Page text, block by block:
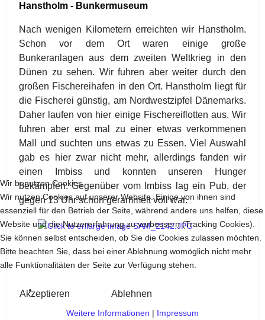
Hanstholm - Bunkermuseum
Nach wenigen Kilometern erreichten wir Hanstholm.
Schon vor dem Ort waren einige große
Bunkeranlagen aus dem zweiten Weltkrieg in den
Dünen zu sehen. Wir fuhren aber weiter durch den
großen Fischereihafen in den Ort. Hanstholm liegt für
die Fischerei günstig, am Nordwestzipfel Dänemarks.
Daher laufen von hier einige Fischereiflotten aus. Wir
fuhren aber erst mal zu einer etwas verkommenen
Mall und suchten uns etwas zu Essen. Viel Auswahl
gab es hier zwar nicht mehr, allerdings fanden wir
einen Imbiss und konnten unseren Hunger
bekämpfen. Gegenüber vom Imbiss lag ein Pub, der
gegen 13 Uhr schon gerammelt voll war.
Wir benutzen Cookies
Wir nutzen Cookies auf unserer Website. Einige von ihnen sind
essenziell für den Betrieb der Seite, während andere uns helfen, diese
Website und die Nutzererfahrung zu verbessern (Tracking Cookies).
Sie können selbst entscheiden, ob Sie die Cookies zulassen möchten.
Bitte beachten Sie, dass bei einer Ablehnung womöglich nicht mehr
alle Funktionalitäten der Seite zur Verfügung stehen.
Akzeptieren Ablehnen
Weitere Informationen | Impressum